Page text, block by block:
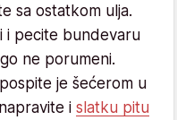
sa ostatkom ulja.
i pecite bundevaru
ne porumeni.
je šećerom u
i slatku pitu